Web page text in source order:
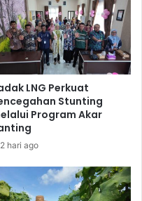
berkesan bagi Tim
kawasan Sungai
dan bersih dari sampah.
dari Masyarakat Kreatif
Bontang Kuala
Persero mendapatkan
Belanda yang konon
LNG Perkuat
Stunting
Program Akar
2 hari ago